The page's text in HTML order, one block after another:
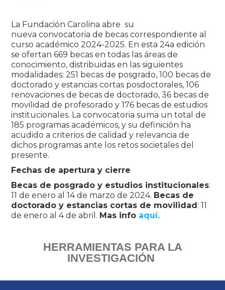
La Fundación Carolina abre su
nueva convocatoria de becas correspondiente al
curso académico 2024-2025. En esta 24a edición
se ofertan 669 becas en todas las áreas de
conocimiento, distribuidas en las siguientes
modalidades: 251 becas de posgrado, 100 becas de
doctorado y estancias cortas posdoctorales, 106
renovaciones de becas de doctorado, 36 becas de
movilidad de profesorado y 176 becas de estudios
institucionales. La convocatoria suma un total de
185 programas académicos, y su definición ha
acudido a criterios de calidad y relevancia de
dichos programas ante los retos societales del
presente.
Fechas de apertura y cierre
Becas de posgrado y estudios institucionales:
11 de enero al 14 de marzo de 2024. Becas de
doctorado y estancias cortas de movilidad: 11
de enero al 4 de abril. Mas info aquí.
HERRAMIENTAS PARA LA
INVESTIGACIÓN